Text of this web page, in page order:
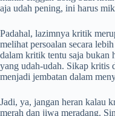
aja udah pening, ini harus
Padahal, lazimnya kritik
melihat persoalan secara
dalam kritik tentu saja bukan
yang udah-udah. Sikap kritis
menjadi jembatan dalam
Jadi, ya, jangan heran kalau
merah dan jiwa meradang.